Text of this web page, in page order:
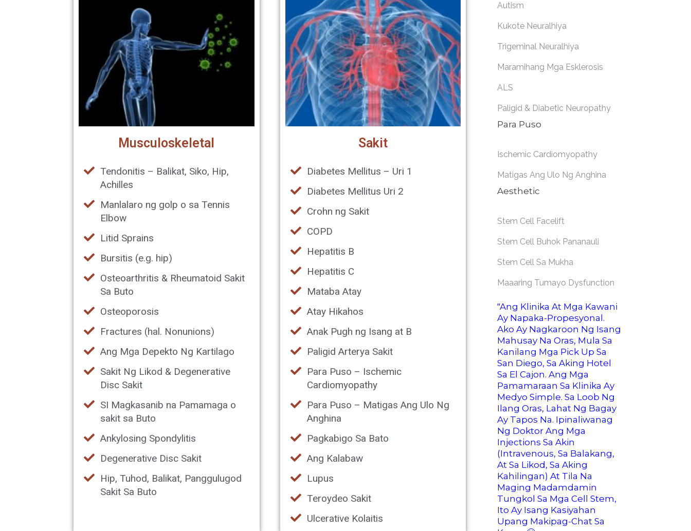
Musculoskeletal
Tendonitis – Balikat, Siko, Hip,
Achilles
Manlalaro ng golp o sa Tennis
Elbow
Litid Sprains
Bursitis (e.g. hip)
Osteoarthritis & Rheumatoid Sakit
Sa Buto
Osteoporosis
Fractures (hal. Nonunions)
Ang Mga Depekto Ng Kartilago
Sakit Ng Likod & Degenerative
Disc Sakit
SI Magkasanib na Pamamaga o
sakit sa Buto
Ankylosing Spondylitis
Degenerative Disc Sakit
Hip, Tuhod, Balikat, Panggulugod
Sakit Sa Buto
Sakit
Diabetes Mellitus – Uri 1
Diabetes Mellitus Uri 2
Crohn ng Sakit
COPD
Hepatitis B
Hepatitis C
Mataba Atay
Atay Hikahos
Anak Pugh ng Isang at B
Paligid Arterya Sakit
Para Puso – Ischemic
Cardiomyopathy
Para Puso – Matigas Ang Ulo Ng
Anghina
Pagkabigo Sa Bato
Ang Kalabaw
Lupus
Teroydeo Sakit
Ulcerative Kolaitis
Autism
Kukote Neuralhiya
Trigeminal Neuralhiya
Maramihang Mga Esklerosis
ALS
Paligid & Diabetic Neuropathy
Para Puso
Ischemic Cardiomyopathy
Matigas Ang Ulo Ng Anghina
Aesthetic
Stem Cell Facelift
Stem Cell Buhok Pananauli
Stem Cell Sa Mukha
Maaaring Tumayo Dysfunction
"Ang Klinika At Mga Kawani
Ay Napaka-Propesyonal.
Ako Ay Nagkaroon Ng Isang
Mahusay Na Oras, Mula Sa
Kanilang Mga Pick Up Sa
San Diego, Sa Aking Hotel
Sa El Cajon. Ang Mga
Pamamaraan Sa Klinika Ay
Medyo Simple. Sa Loob Ng
Ilang Oras, Lahat Ng Bagay
Ay Tapos Na. Ipinaliwanag
Ng Doktor Ang Mga
Injections Sa Akin
(intravenous, Sa Balakang,
At Sa Likod, Sa Aking
Kahilingan) At Tila Na
Maging Madamdamin
Tungkol Sa Mga Cell Stem,
Ito Ay Isang Kasiyahan
Upang Makipag-Chat Sa